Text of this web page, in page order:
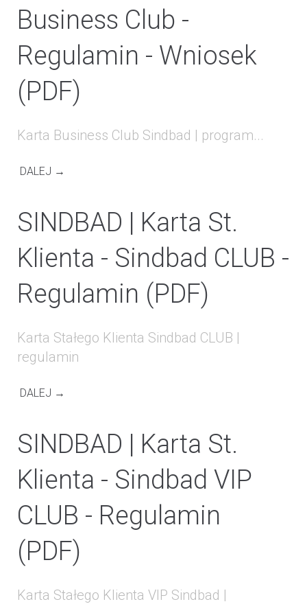
Business Club -
Regulamin - Wniosek
(PDF)
Karta Business Club Sindbad | program...
DALEJ →
SINDBAD | Karta St.
Klienta - Sindbad CLUB -
Regulamin (PDF)
Karta Stałego Klienta Sindbad CLUB |
regulamin
DALEJ →
SINDBAD | Karta St.
Klienta - Sindbad VIP
CLUB - Regulamin
(PDF)
Karta Stałego Klienta VIP Sindbad |